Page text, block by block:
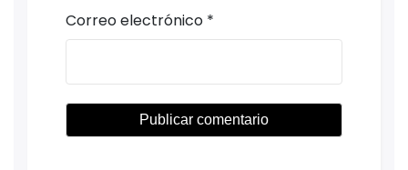
Correo electrónico *